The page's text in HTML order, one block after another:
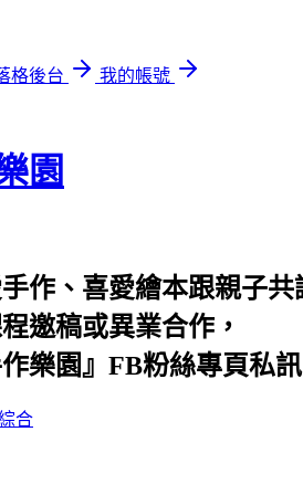
格後台
我的帳號
園
作、喜愛繪本跟親子共
邀稿或異業合作，
樂園』FB粉絲專頁私
合